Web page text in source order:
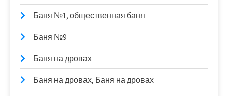
Баня №1, общественная баня
Баня №9
Баня на дровах
Баня на дровах, Баня на дровах